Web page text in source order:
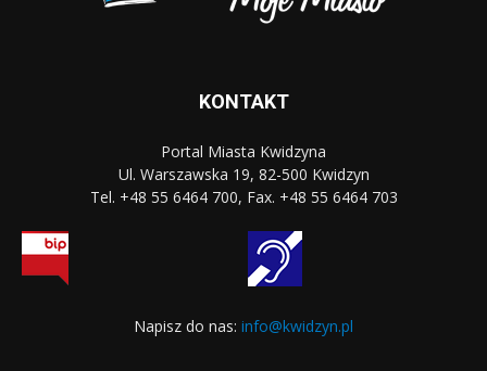
KONTAKT
Portal Miasta Kwidzyna
Ul. Warszawska 19, 82-500 Kwidzyn
Tel. +48 55 6464 700, Fax. +48 55 6464 703
Napisz do nas: info@kwidzyn.pl